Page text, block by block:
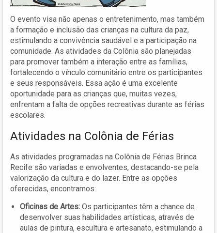
O evento visa não apenas o entretenimento, mas também
a formação e inclusão das crianças na cultura da paz,
estimulando a convivência saudável e a participação na
comunidade. As atividades da Colônia são planejadas
para promover também a interação entre as famílias,
fortalecendo o vínculo comunitário entre os participantes
e seus responsáveis. Essa ação é uma excelente
oportunidade para as crianças que, muitas vezes,
enfrentam a falta de opções recreativas durante as férias
escolares.
Atividades na Colônia de Férias
As atividades programadas na Colônia de Férias Brinca
Recife são variadas e envolventes, destacando-se pela
valorização da cultura e do lazer. Entre as opções
oferecidas, encontramos:
Oficinas de Artes: Os participantes têm a chance de
desenvolver suas habilidades artísticas, através de
aulas de pintura, escultura e artesanato, estimulando a